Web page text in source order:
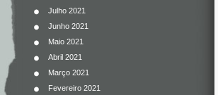
Julho 2021
Junho 2021
Maio 2021
Abril 2021
Março 2021
Fevereiro 2021